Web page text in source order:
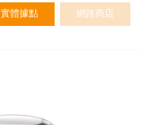
實體據點 網路商店